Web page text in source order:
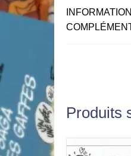
Produits